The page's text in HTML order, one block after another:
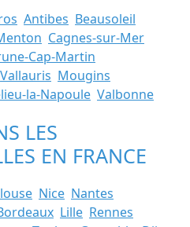
Antibes Beausoleil
Cagnes-sur-Mer
Cap-Martin
Vallauris Mougins
la-Napoule Valbonne
LES
EN FRANCE
Nice Nantes
Lille Rennes